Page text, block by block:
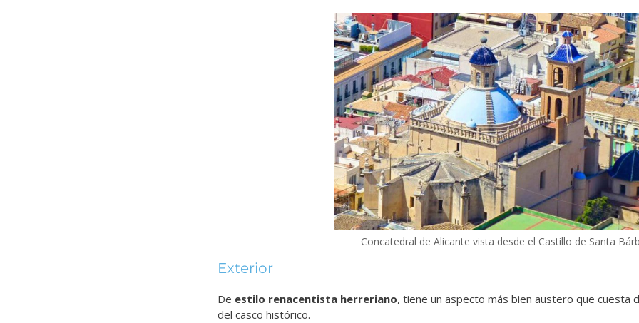
Concatedral de Alicante vista desde el Castillo de Santa
Exterior
De estilo renacentista herreriano, tiene un aspecto más bien austero que cuesta
del casco histórico.